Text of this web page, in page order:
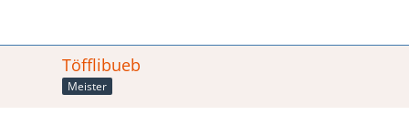
Töfflibueb
Meister